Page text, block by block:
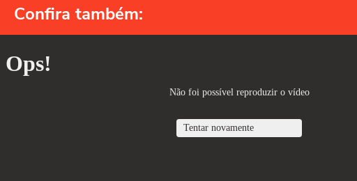
Confira também: